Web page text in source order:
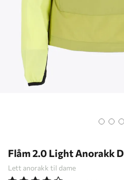
Flåm 2.0 Light Anorakk D
Lett anorakk til dame